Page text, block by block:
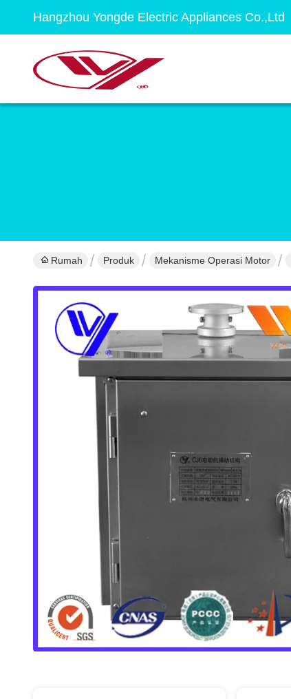
Hangzhou Yongde Electric Appliances Co.,Ltd
Rumah Produk Mekanisme Operasi Motor